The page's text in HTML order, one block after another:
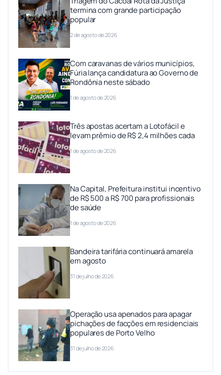
termina com grande participação
popular
2 de agosto de 2026
Com caravanas de vários municípios,
Fúria lança candidatura ao Governo de
Rondônia neste sábado
1 de agosto de 2026
Três apostas acertam a Lotofácil e
levam prêmio de R$ 2,4 milhões cada
1 de agosto de 2026
Na Capital, Prefeitura institui incentivo
de R$ 500 a R$ 700 para profissionais
de saúde
1 de agosto de 2026
Bandeira tarifária continuará amarela
em agosto
31 de julho de 2026
Operação usa apenados para apagar
pichações de facções em residenciais
populares de Porto Velho
31 de julho de 2026